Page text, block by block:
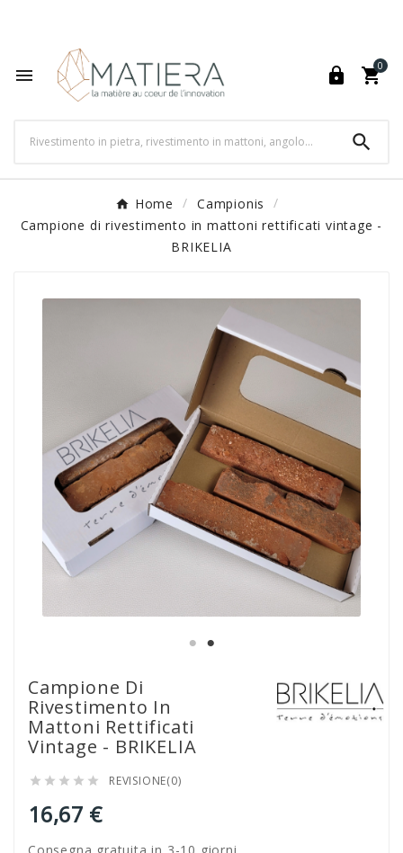
  
0

Home
Campionis
Campione di rivestimento in mattoni rettificati vintage -
BRIKELIA
Campione Di
Rivestimento In
Mattoni Rettificati
Vintage - BRIKELIA
     REVISIONE(0)
16,67 €
Consegna gratuita in 3-10 giorni